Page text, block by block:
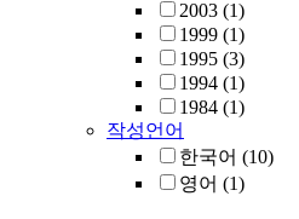
2003 (1)
1999 (1)
1995 (3)
1994 (1)
1984 (1)
작성언어
한국어 (10)
영어 (1)